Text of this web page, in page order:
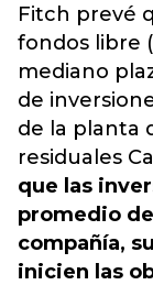
Fitch prevé
fondos libre
mediano
de
de la planta
residuales
que las
promedio
compañía,
inicien las